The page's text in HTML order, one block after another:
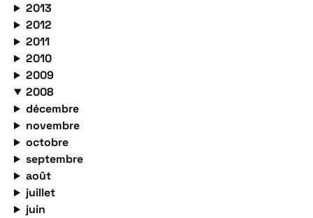
2013
2012
2011
2010
2009
2008
décembre
novembre
octobre
septembre
août
juillet
juin